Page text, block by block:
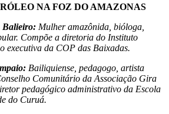
NA FOZ DO AMAZONAS
Balieiro: Mulher amazônida, bióloga,
Compõe a diretoria do Instituto
executiva da COP das Baixadas.
Bailiquiense, pedagogo, artista
Comunitário da Associação Gira
pedagógico administrativo da Escola
do Curuá.